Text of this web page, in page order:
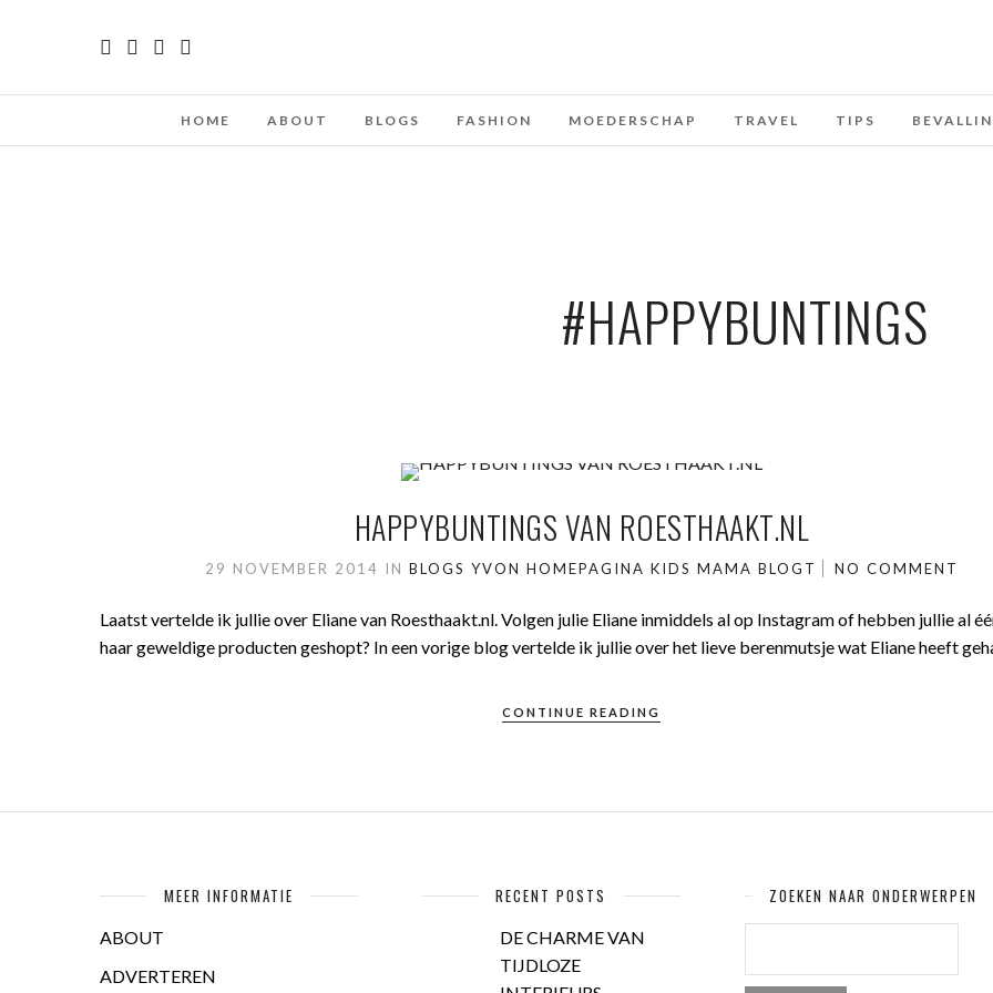
HOME ABOUT BLOGS FASHION MOEDERSCHAP TRAVEL TIPS
#HAPPYBUNTINGS
HAPPYBUNTINGS VAN ROESTHAAKT.NL
29 NOVEMBER 2014 IN BLOGS YVON HOMEPAGINA KIDS MAMA BLOGT NO COMMENT
Laatst vertelde ik jullie over Eliane van Roesthaakt.nl. Volgen julie Eliane inmiddels al op Instagram of hebben jullie al
haar geweldige producten geshopt? In een vorige blog vertelde ik jullie over het lieve berenmutsje wat Eliane heeft
CONTINUE READING
MEER INFORMATIE
ABOUT
ADVERTEREN
RECENT POSTS
DE CHARME VAN
TIJDLOZE
ZOEKEN NAAR ONDERWERPEN